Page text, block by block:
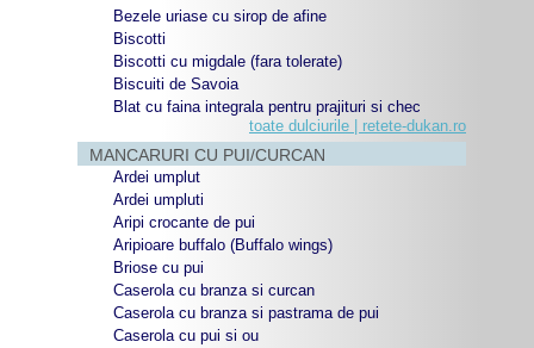
Bezele uriase cu sirop de afine
Biscotti
Biscotti cu migdale (fara tolerate)
Biscuiti de Savoia
Blat cu faina integrala pentru prajituri si chec
toate dulciurile | retete-dukan.ro
MANCARURI CU PUI/CURCAN
Ardei umplut
Ardei umpluti
Aripi crocante de pui
Aripioare buffalo (Buffalo wings)
Briose cu pui
Caserola cu branza si curcan
Caserola cu branza si pastrama de pui
Caserola cu pui si ou